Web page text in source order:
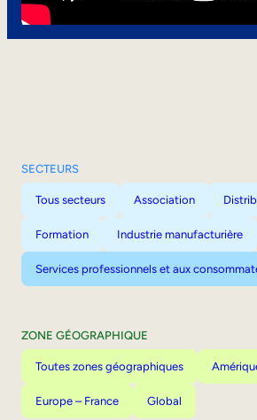
SECTEURS
Tous secteurs Association
Formation Industrie manufacturière
Services professionnels et aux
ZONE GÉOGRAPHIQUE
Toutes zones géographiques
Europe – France Global